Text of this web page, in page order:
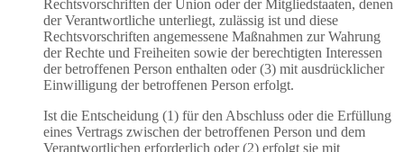
Rechtsvorschriften der Union oder der Mitgliedstaaten, denen
der Verantwortliche unterliegt, zulässig ist und diese
Rechtsvorschriften angemessene Maßnahmen zur Wahrung
der Rechte und Freiheiten sowie der berechtigten Interessen
der betroffenen Person enthalten oder (3) mit ausdrücklicher
Einwilligung der betroffenen Person erfolgt.
Ist die Entscheidung (1) für den Abschluss oder die Erfüllung
eines Vertrags zwischen der betroffenen Person und dem
Verantwortlichen erforderlich oder (2) erfolgt sie mit